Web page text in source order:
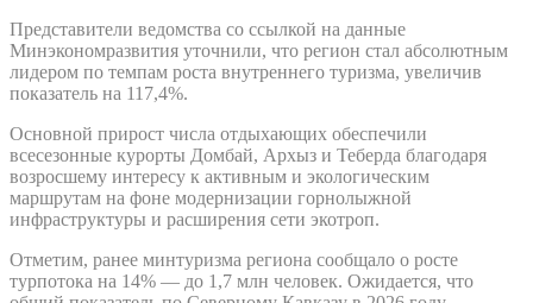
Представители ведомства со ссылкой на данные
Минэкономразвития уточнили, что регион стал абсолютным
лидером по темпам роста внутреннего туризма, увеличив
показатель на 117,4%.
Основной прирост числа отдыхающих обеспечили
всесезонные курорты Домбай, Архыз и Теберда благодаря
возросшему интересу к активным и экологическим
маршрутам на фоне модернизации горнолыжной
инфраструктуры и расширения сети экотроп.
Отметим, ранее минтуризма региона сообщало о росте
турпотока на 14% — до 1,7 млн человек. Ожидается, что